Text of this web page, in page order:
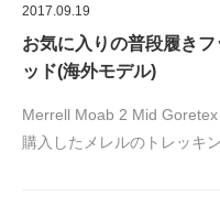
2017.09.19
お気に入りの普段履き
ッド(海外モデル)
Merrell Moab 2 Mid
購入したメレルのトレッキ